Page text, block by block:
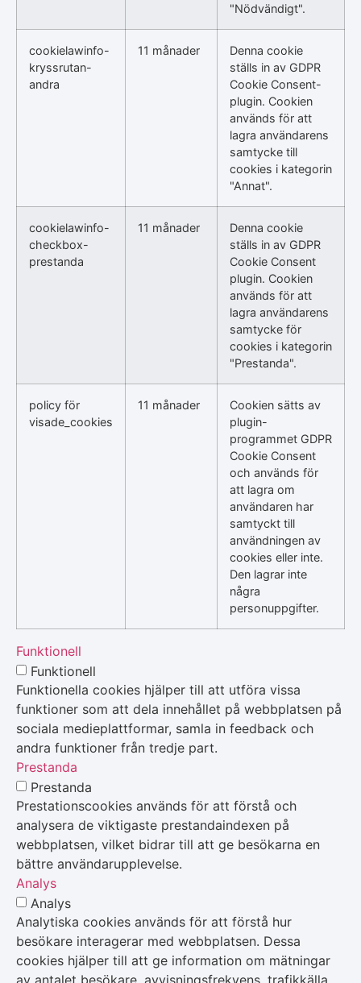
"Nödvändigt".
cookielawinfo-
kryssrutan-
andra
11 månader
Denna cookie
ställs in av GDPR
Cookie Consent-
plugin. Cookien
används för att
lagra användarens
samtycke till
cookies i kategorin
"Annat".
cookielawinfo-
checkbox-
prestanda
11 månader
Denna cookie
ställs in av GDPR
Cookie Consent
plugin. Cookien
används för att
lagra användarens
samtycke för
cookies i kategorin
"Prestanda".
policy för
visade_cookies
11 månader
Cookien sätts av
plugin-
programmet GDPR
Cookie Consent
och används för
att lagra om
användaren har
samtyckt till
användningen av
cookies eller inte.
Den lagrar inte
några
personuppgifter.
Funktionell
Funktionell
Funktionella cookies hjälper till att utföra vissa
funktioner som att dela innehållet på webbplatsen på
sociala medieplattformar, samla in feedback och
andra funktioner från tredje part.
Prestanda
Prestanda
Prestationscookies används för att förstå och
analysera de viktigaste prestandaindexen på
webbplatsen, vilket bidrar till att ge besökarna en
bättre användarupplevelse.
Analys
Analys
Analytiska cookies används för att förstå hur
besökare interagerar med webbplatsen. Dessa
cookies hjälper till att ge information om mätningar
av antalet besökare, avvisningsfrekvens, trafikkälla